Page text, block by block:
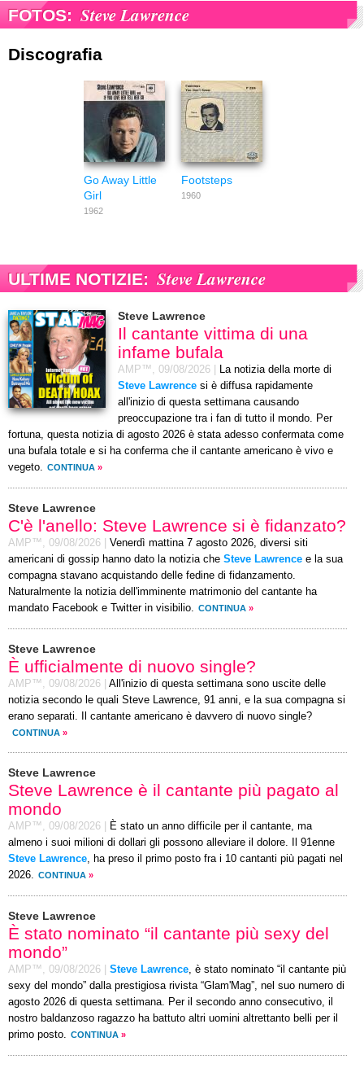
FOTOS: Steve Lawrence
Discografia
Go Away Little
Girl
1962
Footsteps
1960
ULTIME NOTIZIE: Steve Lawrence
Steve Lawrence
Il cantante vittima di una
infame bufala
AMP™, 09/08/2026
La notizia della morte di
Steve Lawrence si è diffusa rapidamente
all'inizio di questa settimana causando
preoccupazione tra i fan di tutto il mondo. Per
fortuna, questa notizia di agosto 2026 è stata adesso confermata come
una bufala totale e si ha conferma che il cantante americano è vivo e
vegeto. CONTINUA »
Steve Lawrence
C'è l'anello: Steve Lawrence si è fidanzato?
AMP™, 09/08/2026
Venerdì mattina 7 agosto 2026, diversi siti
americani di gossip hanno dato la notizia che Steve Lawrence e la sua
compagna stavano acquistando delle fedine di fidanzamento.
Naturalmente la notizia dell'imminente matrimonio del cantante ha
mandato Facebook e Twitter in visibilio. CONTINUA »
Steve Lawrence
È ufficialmente di nuovo single?
AMP™, 09/08/2026
All'inizio di questa settimana sono uscite delle
notizia secondo le quali Steve Lawrence, 91 anni, e la sua compagna si
erano separati. Il cantante americano è davvero di nuovo single?
CONTINUA »
Steve Lawrence
Steve Lawrence è il cantante più pagato al
mondo
AMP™, 09/08/2026
È stato un anno difficile per il cantante, ma
almeno i suoi milioni di dollari gli possono alleviare il dolore. Il 91enne
Steve Lawrence, ha preso il primo posto fra i 10 cantanti più pagati nel
2026. CONTINUA »
Steve Lawrence
È stato nominato “il cantante più sexy del
mondo”
AMP™, 09/08/2026 Steve Lawrence, è stato nominato “il cantante più
sexy del mondo” dalla prestigiosa rivista “Glam'Mag”, nel suo numero di
agosto 2026 di questa settimana. Per il secondo anno consecutivo, il
nostro baldanzoso ragazzo ha battuto altri uomini altrettanto belli per il
primo posto. CONTINUA »